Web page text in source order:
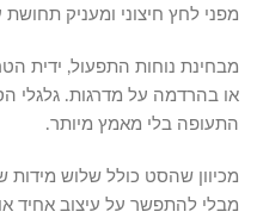
מפני לחץ חיצוני ומעניק
מבחינת נוחות התפעול, ידית
התעופה בלי מאמץ מיותר.
מכיוון שהסט כולל שלוש
מבלי להתפשר על עיצוב אחיד או על איכות הבנייה. האחריות